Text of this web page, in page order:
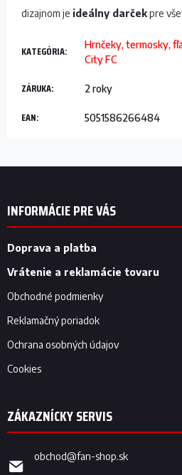
dizajnom je ideálny darčekpre
KATEGÓRIA:
Hrnčeky, termosky,
City FC
ZÁRUKA: 2 roky
EAN: 5051586266484
Z
INFORMÁCIE PRE VÁS
Doprava a platba
Vrátenie a reklamácie tovaru
Obchodné podmienky
Reklamačný poriadok
Ochrana osobných údajov
Cookies
obchod@fan-shop.sk